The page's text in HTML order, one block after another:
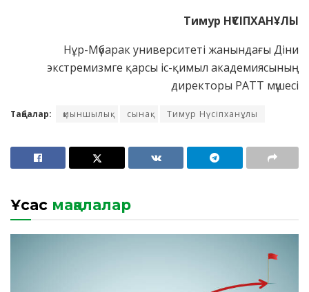
Тимур НҮСІПХАНҰЛЫ
Нұр-Мүбарак университеті жанындағы Діни
экстремизмге қарсы іс-қимыл академиясының
директоры РАТТ мүшесі
Таңбалар: қиыншылық сынақ Тимур Нүсіпханұлы
Ұқсас мақалалар